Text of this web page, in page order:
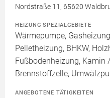
Nordstraße 11, 65620
HEIZUNG SPEZIALGEBIETE
Wärmepumpe,
Pelletheizung, BHKW,
Fußbodenheizung, Kamin
Brennstoffzelle,
ANGEBOTENE TÄTIGKEITEN